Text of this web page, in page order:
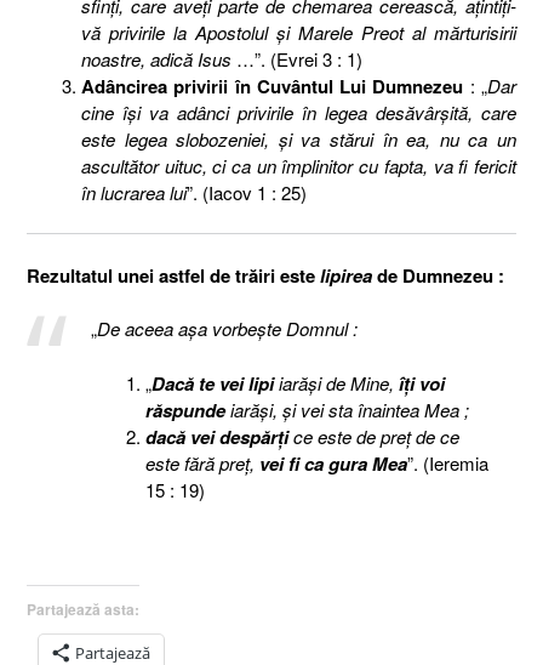
vă privirile la Apostolul şi Marele Preot al mărturisirii
noastre, adică Isus …”. (Evrei 3 : 1)
Adâncirea privirii în Cuvântul Lui Dumnezeu : „Dar
cine îşi va adânci privirile în legea desăvârşită, care
este legea slobozeniei, şi va stărui în ea, nu ca un
ascultător uituc, ci ca un împlinitor cu fapta, va fi fericit
în lucrarea lui”. (Iacov 1 : 25)
Rezultatul unei astfel de trăiri estelipireade Dumnezeu :
„De aceea aşa vorbeşte Domnul :
„Dacă te vei lipiiarăşi de Mine, îţi voi
răspundeiarăşi, şi vei sta înaintea Mea ;
dacă vei despărţice este de preţ de ce
este fără preţ, vei fi ca gura Mea”. (Ieremia
15 : 19)
Partajează asta:
Partajează